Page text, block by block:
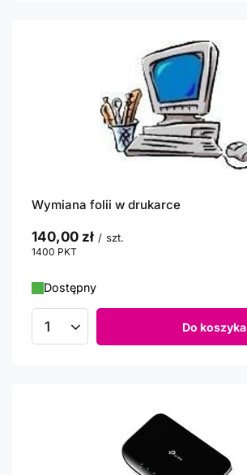
Wymiana folii w drukarce
140,00 zł / szt.
1400 PKT
Dostępny
Ilość produktów Do koszyka